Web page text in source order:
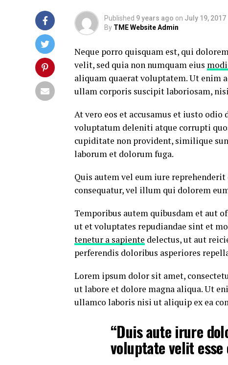
Published 9 years ago on July 19, 2017
By TME Website Admin
Neque porro quisquam est, qui
velit, sed quia non numquam eius
aliquam quaerat voluptatem. Ut enim
ullam corporis suscipit laboriosam,
At vero eos et accusamus et iusto
voluptatum deleniti atque corrupti
cupiditate non provident, similique
laborum et dolorum fuga.
Quis autem vel eum iure
consequatur, vel illum qui dolorem
Temporibus autem quibusdam et aut
ut et voluptates repudiandae sint et
tenetur a sapiente delectus, ut aut
perferendis doloribus asperiores
Lorem ipsum dolor sit amet,
ut labore et dolore magna aliqua. Ut
ullamco laboris nisi ut aliquip ex ea
“Duis aute irure
voluptate velit